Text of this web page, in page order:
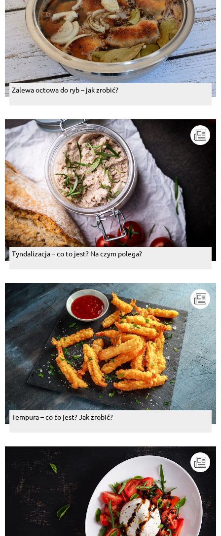
Zalewa octowa do ryb – jak zrobić?
Tyndalizacja – co to jest? Na czym polega?
Tempura – co to jest? Jak zrobić?